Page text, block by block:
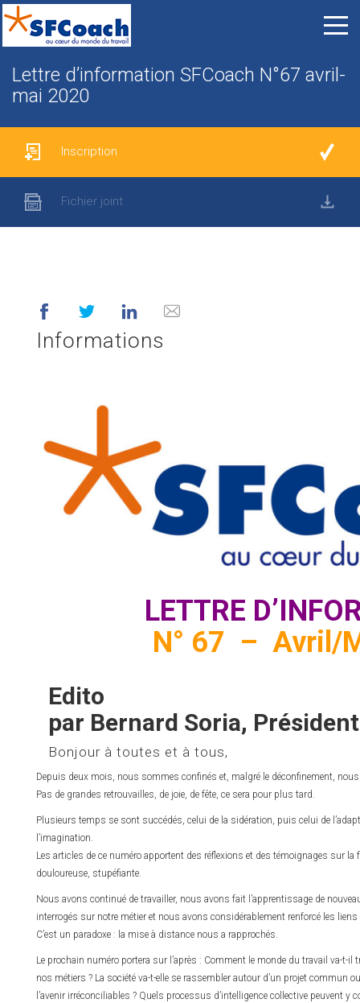
Lettre d’information SFCoach N°67 avril-
mai 2020
Inscription
Fichier joint
Informations
LETTRE
N° 67 – Avril/
Edito
par Bernard Soria,
Bonjour à toutes et à tous,
Depuis deux mois, nous sommes confinés et, malgré le déconfinement,
Pas de grandes retrouvailles, de joie, de fête, ce sera pour plus tard.
Plusieurs temps se sont succédés, celui de la sidération, puis celui de
l’imagination.
Les articles de ce numéro apportent des réflexions et des témoignages sur
douloureuse, stupéfiante.
Nous avons continué de travailler, nous avons fait l’apprentissage de
interrogés sur notre métier et nous avons considérablement renforcé les
C’est un paradoxe : la mise à distance nous a rapprochés.
Le prochain numéro portera sur l’après : Comment le monde du travail va-t-
nos métiers ? La société va-t-elle se rassembler autour d’un projet commun
l’avenir irréconciliables ? Quels processus d’intelligence collective peuvent y